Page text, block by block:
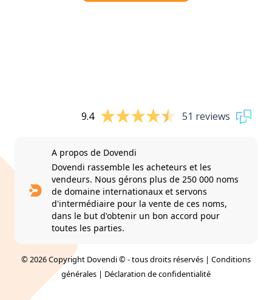
9.4 51 reviews
A propos de Dovendi
Dovendi rassemble les acheteurs et les
vendeurs. Nous gérons plus de 250 000 noms
de domaine internationaux et servons
d'intermédiaire pour la vente de ces noms,
dans le but d'obtenir un bon accord pour
toutes les parties.
© 2026 Copyright Dovendi © - tous droits réservés | Conditions
générales | Déclaration de confidentialité